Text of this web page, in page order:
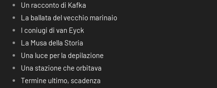
Un racconto di Kafka
La ballata del vecchio marinaio
I coniugi di van Eyck
La Musa della Storia
Una luce per la depilazione
Una stazione che orbitava
Termine ultimo, scadenza